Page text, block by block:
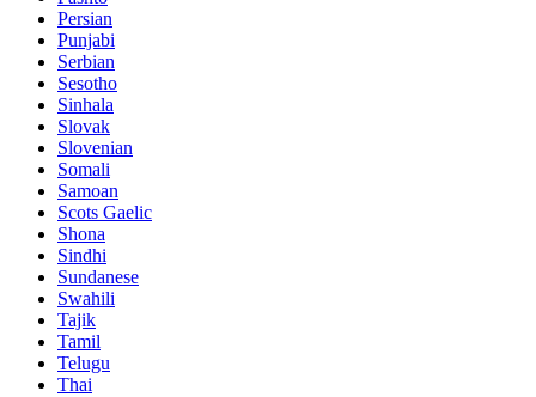
Persian
Punjabi
Serbian
Sesotho
Sinhala
Slovak
Slovenian
Somali
Samoan
Scots Gaelic
Shona
Sindhi
Sundanese
Swahili
Tajik
Tamil
Telugu
Thai